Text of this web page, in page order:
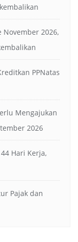
November 2026,
PPNatas
Mengajukan
2026
Hari Kerja,
Pajak dan